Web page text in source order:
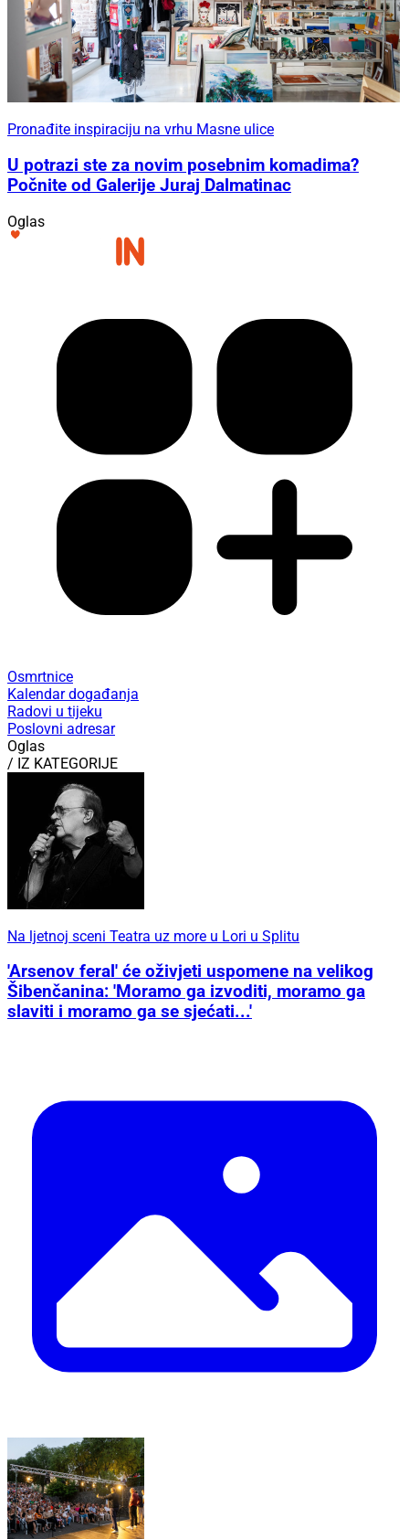
Pronađite inspiraciju na vrhu Masne ulice
U potrazi ste za novim posebnim komadima?
Počnite od Galerije Juraj Dalmatinac
Oglas
Osmrtnice
Kalendar događanja
Radovi u tijeku
Poslovni adresar
Oglas
/ IZ KATEGORIJE
Na ljetnoj sceni Teatra uz more u Lori u Splitu
'Arsenov feral' će oživjeti uspomene na velikog
Šibenčanina: 'Moramo ga izvoditi, moramo ga
slaviti i moramo ga se sjećati...'